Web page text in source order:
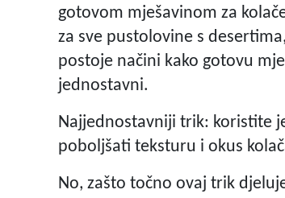
gotovom mješavinom za
za sve pustolovine s
postoje načini kako gotovu
jednostavni.
Najjednostavniji trik: koristite
poboljšati teksturu i okus
No, zašto točno ovaj trik